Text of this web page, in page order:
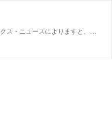
イスラエルとUAE（アラブ首長国連邦）の国交正常化を仲介したアメリカのトランプ大統領がノーベル平和賞に推薦されたことが分かりました。 アメリカのフォックス・ニュースによりますと、ノルウェーの右派政党